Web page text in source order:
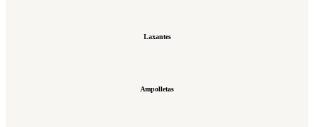
Laxantes
Ampolletas